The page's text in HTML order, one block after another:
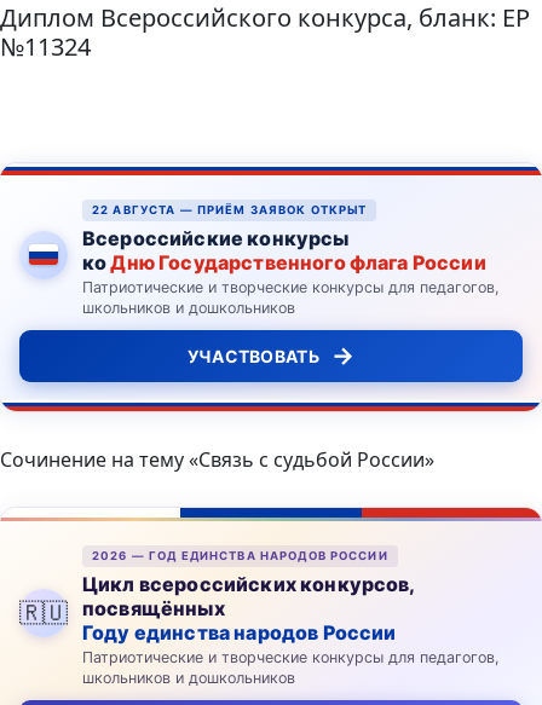
Диплом Всероссийского конкурса, бланк: ЕР
№11324
22 АВГУСТА — ПРИЁМ ЗАЯВОК ОТКРЫТ
Всероссийские конкурсы
коДню Государственного флага России
Патриотические и творческие конкурсы для педагогов,
школьников и дошкольников
УЧАСТВОВАТЬ →
Сочинение на тему «Связь с судьбой России»
🇷🇺
2026 — ГОД ЕДИНСТВА НАРОДОВ РОССИИ
Цикл всероссийских конкурсов,
посвящённых
Году единства народов России
Патриотические и творческие конкурсы для педагогов,
школьников и дошкольников